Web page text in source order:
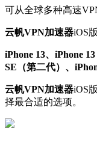
可从全球多种高速
云帆VPN加速器iOS
iPhone 13、iPhone
SE（第二代）、
云帆VPN加速器iOS
择最合适的选项。